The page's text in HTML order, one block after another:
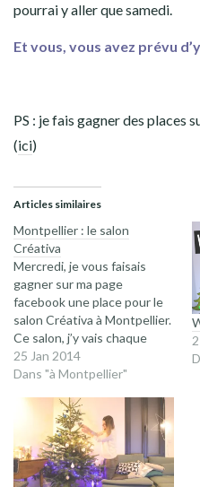
pourrai y aller que samedi.
Et vous, vous avez prévu
PS : je fais gagner des places
(ici)
Articles similaires
Montpellier : le salon
Créativa
Mercredi, je vous faisais
gagner sur ma page
facebook une place pour le
salon Créativa à Montpellier.
Ce salon, j’y vais chaque
année avec ma maman. C’est
un peu notre petit rituel car
pour les loisirs créatifs.
Scrapbooking, coûture,
broderie, tricot, perles… j’ai
un peu…
25 Jan 2014
Dans "à Montpellier"